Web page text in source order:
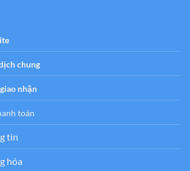
chung
nhận
toán
tin
hóa